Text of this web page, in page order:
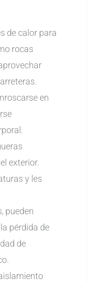
de calor para
rocas
en
exterior.
y les
pueden
pérdida de
de